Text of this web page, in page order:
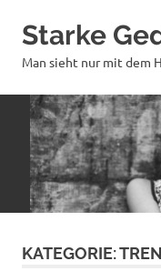
Inhalt
springen
Starke
Man sieht nur mit dem
KATEGORIE: